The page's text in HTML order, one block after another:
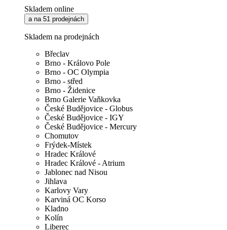
Skladem online
a na 51 prodejnách
Skladem na prodejnách
Břeclav
Brno - Královo Pole
Brno - OC Olympia
Brno - střed
Brno - Židenice
Brno Galerie Vaňkovka
České Budějovice - Globus
České Budějovice - IGY
České Budějovice - Mercury
Chomutov
Frýdek-Místek
Hradec Králové
Hradec Králové - Atrium
Jablonec nad Nisou
Jihlava
Karlovy Vary
Karviná OC Korso
Kladno
Kolín
Liberec